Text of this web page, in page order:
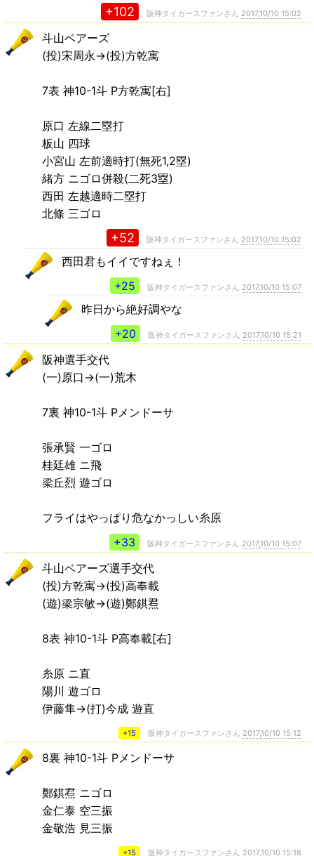
+102 阪神タイガースファンさん 2017,10/10 15:02
斗山ベアーズ
(投)宋周永→(投)方乾寓
7表 神10-1斗 P方乾寓[右]
原口 左線二塁打
板山 四球
小宮山 左前適時打(無死1,2塁)
緒方 ニゴロ併殺(二死3塁)
西田 左越適時二塁打
北條 三ゴロ
+52 阪神タイガースファンさん 2017,10/10 15:02
西田君もイイですねぇ！
+25
阪神タイガースファンさん 2017,10/10 15:07
昨日から絶好調やな
+20
阪神タイガースファンさん 2017,10/10 15:21
阪神選手交代
(一)原口→(一)荒木
7裏 神10-1斗 Pメンドーサ
張承賢 一ゴロ
桂廷雄 ニ飛
梁丘烈 遊ゴロ
フライはやっぱり危なかっしい糸原
+33
阪神タイガースファンさん 2017,10/10 15:07
斗山ベアーズ選手交代
(投)方乾寓→(投)高奉載
(遊)梁宗敏→(遊)鄭錤焄
8表 神10-1斗 P高奉載[右]
糸原 ニ直
陽川 遊ゴロ
伊藤隼→(打)今成 遊直
+15 阪神タイガースファンさん 2017,10/10 15:12
8裏 神10-1斗 Pメンドーサ
鄭錤焄 ニゴロ
金仁泰 空三振
金敬浩 見三振
+15 阪神タイガースファンさん 2017,10/10 15:18